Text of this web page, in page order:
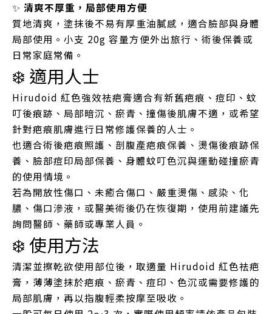
✨ 清爽不厚重，局部使用方便
質地清爽，塗抹後不易有厚重油膩感，適合臉部與身體
局部使用。小支 20g 容量方便外出旅行、術後保養或
日常家庭常備。
❄️ 適用人士
Hirudoid 紅色強效祛疤膏適合有新舊疤痕、痘印、蚊
叮後痕跡、局部暗沉、瘀青、撞傷後肌膚不適，或希望
針對疤痕肌膚進行日常修護保養的人士。
也適合術後疤痕照護、剖腹產疤痕保養、燙傷後痕跡保
養、臉部痘印局部保養、身體蚊叮色沉與運動碰撞瘀青
的使用情境。
若為開放性傷口、未癒合傷口、嚴重燙傷、感染、化
膿、傷口滲液，或醫美術後仍在恢復期，使用前建議先
詢問醫師、藥師或專業人員。
❄️ 使用方法
清潔並擦乾欲使用部位後，取適量 Hirudoid 紅色祛疤
膏，薄薄塗抹於疤痕、瘀青、痘印、色沉或需要修護的
局部肌膚，再以指腹輕柔按摩至吸收。